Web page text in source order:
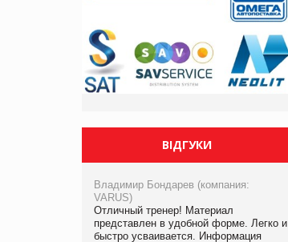
ВІДГУКИ
Владимир Бондарев (компания:
VARUS)
Отличный тренер! Материал
представлен в удобной форме. Легко и
быстро усваивается. Информация